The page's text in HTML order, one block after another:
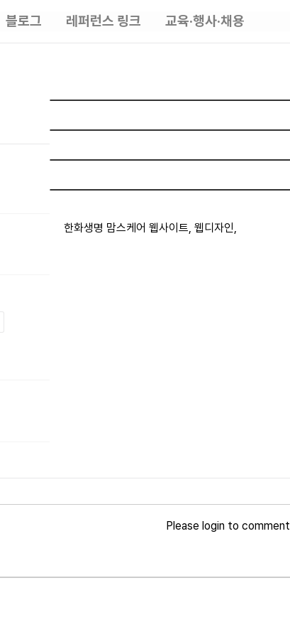
블로그 레퍼런스 링크 교육·행사·채용
한화생명 맘스케어 웹사이트, 웹디자인,
Please login to comment